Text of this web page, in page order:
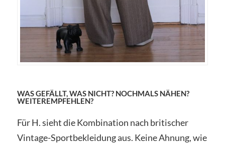
WAS GEFÄLLT, WAS NICHT? NOCHMALS NÄHEN?
WEITEREMPFEHLEN?
Für H. sieht die Kombination nach britischer
Vintage-Sportbekleidung aus. Keine Ahnung, wie